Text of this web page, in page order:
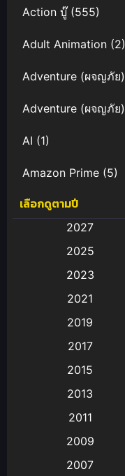
Action บู๊(555)
Adult Animation (2)
Adventure (ผจญภัย)
Adventure (ผจญภัย)
AI (1)
Amazon Prime (5)
Anal (ประตูหลัง)
Animation การ์ตูน
Animation อนิเมะ
Animation แอนิเมชัน
(9)
Big tits (นมใหญ่)
เลือกดูตามปี
2027
2025
2023
2021
2019
2017
2015
2013
2011
2009
2007